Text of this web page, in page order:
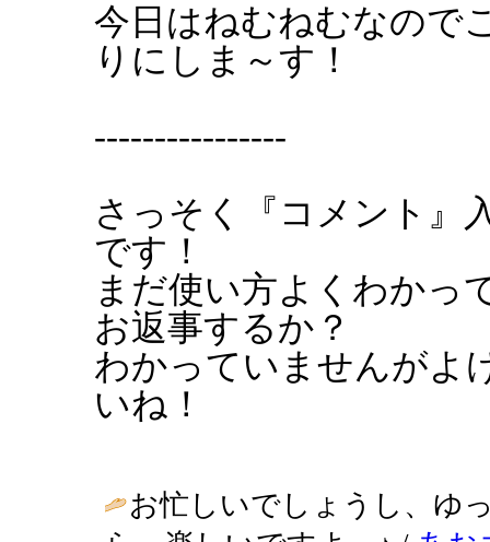
今日はねむねむなので
りにしま～す！
----------------
さっそく『コメント』
です！
まだ使い方よくわかっ
お返事するか？
わかっていませんがよ
いね！
お忙しいでしょうし、